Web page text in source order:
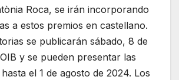
Roca, se irán incorporando
a estos premios en castellano.
se publicarán sábado, 8 de
y se pueden presentar las
el 1 de agosto de 2024. Los